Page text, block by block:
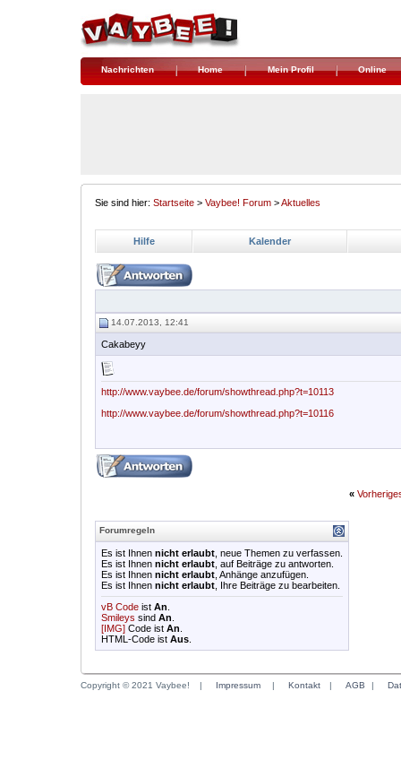
Nachrichten Home Mein Profil Online
Sie sind hier: Startseite > Vaybee! Forum >Aktuelles
Hilfe Kalender
14.07.2013, 12:41
Cakabeyy
http://www.vaybee.de/forum/showthread.php?t=10113
http://www.vaybee.de/forum/showthread.php?t=10116
«
Forumregeln
Es ist Ihnen nicht erlaubt , neue Themen zu verfassen.
Es ist Ihnen nicht erlaubt , auf Beiträge zu antworten.
Es ist Ihnen nicht erlaubt , Anhänge anzufügen.
Es ist Ihnen nicht erlaubt , Ihre Beiträge zu bearbeiten.
vB Code ist An
Smileys sind An
[IMG] Code ist An
HTML-Code ist Aus
Copyright © 2021 Vaybee! | Impressum | Kontakt | AGB |